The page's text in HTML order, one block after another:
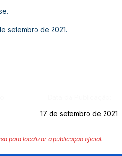
setembro de 2021.
17 de setembro de 2021
para localizar a publicação oficial.